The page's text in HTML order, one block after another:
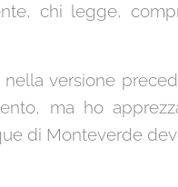
chi legge,
nella versione
ma ho
di Monteverde